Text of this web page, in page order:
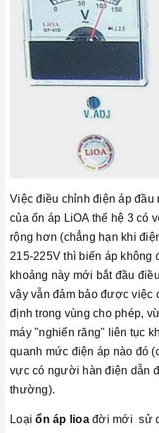
Việc điều chỉnh điện áp đầu
của ổn áp LiOA thế hệ 3 có
rộng hơn (chẳng hạn khi
215-225V thì biến áp không
khoảng này mới bắt đầu
vậy vẫn đảm bảo được việc
định trong vùng cho phép,
máy "nghiến răng" liên tục
quanh mức điện áp nào đó
vực có người hàn điện dẫn
thường).
Loạiổn áp lioa đời mới sử